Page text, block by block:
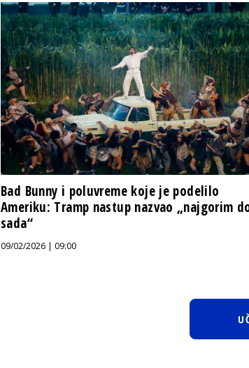
Bad Bunny i poluvreme koje je podelilo
Ameriku: Tramp nastup nazvao „najgorim
sada“
09/02/2026 | 09:00